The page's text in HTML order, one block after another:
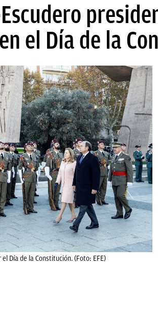
el Día de la
Día de la Constitución. (Foto: EFE)